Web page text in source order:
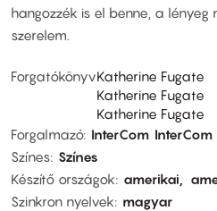
hangozzék is el benne, a lényeg
szerelem.
ForgatókönyvKatherine Fugate
Katherine Fugate
Katherine Fugate
Forgalmazó InterCom InterCom
Színes Színes
Készítő országok
amerikai
Szinkron nyelvek
magyar